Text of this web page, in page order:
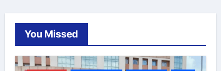
You Missed